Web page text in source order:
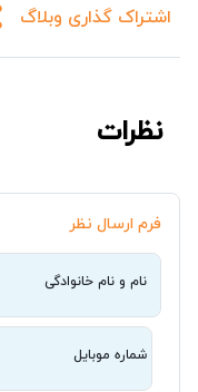
اشتراک گذاری وبلاگ
نظرات
فرم ارسال نظر
نام و نام خانوادگی
شماره موبایل